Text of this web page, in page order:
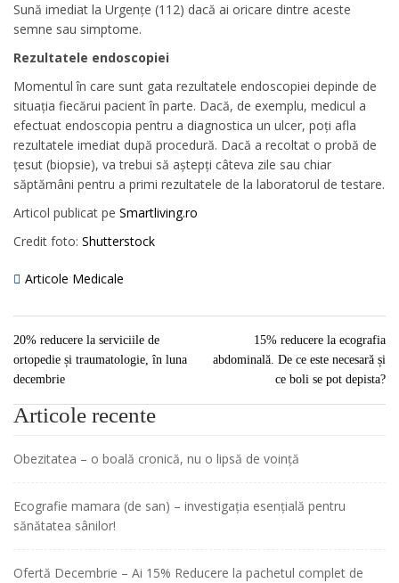
Sună imediat la Urgențe (112) dacă ai oricare dintre aceste
semne sau simptome.
Rezultatele endoscopiei
Momentul în care sunt gata rezultatele endoscopiei depinde de
situația fiecărui pacient în parte. Dacă, de exemplu, medicul a
efectuat endoscopia pentru a diagnostica un ulcer, poți afla
rezultatele imediat după procedură. Dacă a recoltat o probă de
țesut (biopsie), va trebui să aștepți câteva zile sau chiar
săptămâni pentru a primi rezultatele de la laboratorul de testare.
Articol publicat pe Smartliving.ro
Credit foto: Shutterstock
Articole Medicale
20% reducere la serviciile de
ortopedie și traumatologie, în luna
decembrie
15% reducere la ecografia
abdominală. De ce este necesară și
ce boli se pot depista?
Articole recente
Obezitatea – o boală cronică, nu o lipsă de voință
Ecografie mamara (de san) – investigația esențială pentru
sănătatea sânilor!
Ofertă Decembrie – Ai 15% Reducere la pachetul complet de